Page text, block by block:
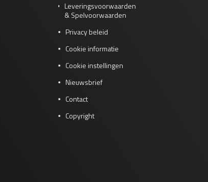
Leveringsvoorwaarden
& Spelvoorwaarden
Privacy beleid
Cookie informatie
Cookie instellingen
Nieuwsbrief
Contact
Copyright